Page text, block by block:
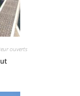
ouverts